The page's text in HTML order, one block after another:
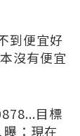
到便宜好
沒有便宜
目標
：現在